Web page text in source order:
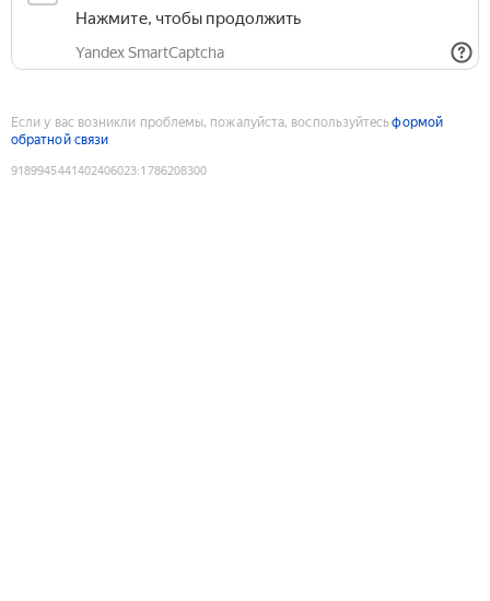
Нажмите, чтобы продолжить
Yandex SmartCaptcha
Если у вас возникли проблемы, пожалуйста, воспользуйтесьформой
обратной связи
9189945441402406023:1786208300